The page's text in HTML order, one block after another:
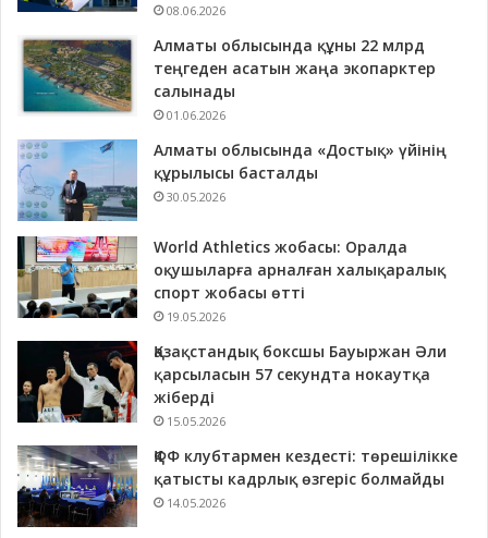
08.06.2026
Алматы облысында құны 22 млрд
теңгеден асатын жаңа экопарктер
салынады
01.06.2026
Алматы облысында «Достық» үйінің
құрылысы басталды
30.05.2026
World Athletics жобасы: Оралда
оқушыларға арналған халықаралық
спорт жобасы өтті
19.05.2026
Қазақстандық боксшы Бауыржан Әли
қарсыласын 57 секундта нокаутқа
жіберді
15.05.2026
ҚФФ клубтармен кездесті: төрешілікке
қатысты кадрлық өзгеріс болмайды
14.05.2026